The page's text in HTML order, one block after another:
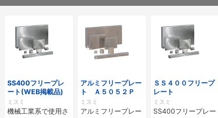
SS400フリープレ
ート(WEB掲載品)
ミスミ
機械工業系で使用さ
アルミフリープレー
ト Ａ５０５２Ｐ
ミスミ
アルミフリープレー
ＳＳ４００フリープ
レート
ミスミ
SS400フリープレー